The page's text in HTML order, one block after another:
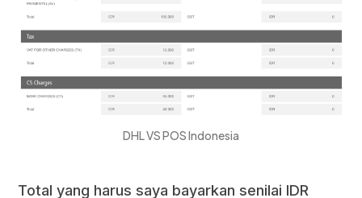
DHL VS POS Indonesia
Total yang harus saya bayarkan senilai IDR